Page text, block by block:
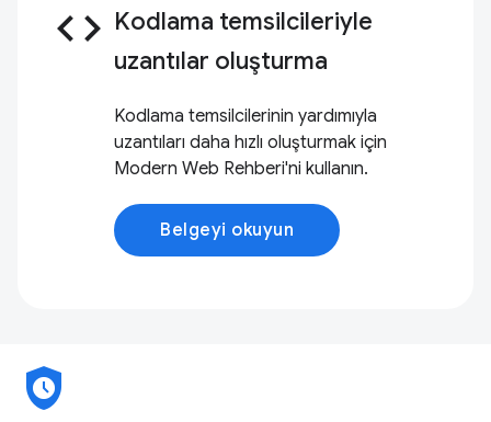
code Kodlama temsilcileriyle
uzantılar oluşturma
Kodlama temsilcilerinin yardımıyla
uzantıları daha hızlı oluşturmak için
Modern Web Rehberi'ni kullanın.
Belgeyi okuyun
safety_check